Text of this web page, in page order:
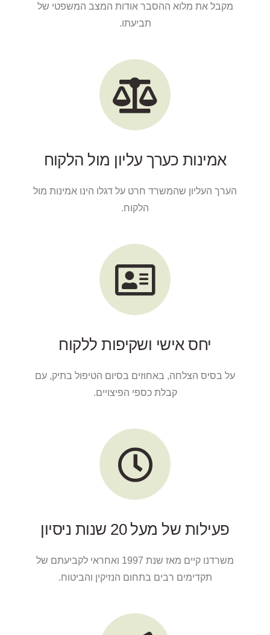
מקבל את מלוא ההסבר אודות המצב המשפטי של
תביעתו.
אמינות כערך עליון מול הלקוח
הערך העליון שהמשרד חרט על דגלו הינו אמינות מול
הלקוח.
יחס אישי ושקיפות ללקוח
על בסיס הצלחה, באחוזים בסיום הטיפול בתיק, עם
קבלת כספי הפיצויים.
פעילות של מעל 20 שנות ניסיון
משרדנו קיים מאז שנת 1997 ואחראי לקביעתם של
תקדימים רבים בתחום הנזיקין והביטוח.